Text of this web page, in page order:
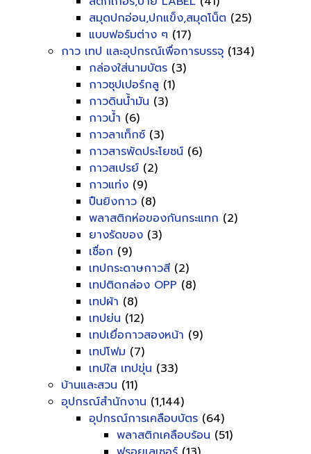
สมุดปกอ่อน,ปกแข็ง,สมุดโน็ต (25)
แบบฟอร์มต่าง ๆ (17)
กาว เทป และอุปกรณ์เพื่อการบรรจุ (134)
กล่องใส่นามบัตร (3)
กาวซุปเปอร์กลู (1)
กาวดินน้ำมัน (3)
กาวน้ำ (6)
กาวลาเท็กซ์ (3)
กาวสารพัดประโยชน์ (6)
กาวสเปรย์ (2)
กาวแท่ง (9)
ปืนยิงกาว (8)
พลาสติกห่อของกันกระแทก (2)
ยางรัดของ (3)
เชื่อก (9)
เทปกระดาษกาวสี (2)
เทปติดกล่อง OPP (8)
เทปผ้า (8)
เทปย่น (12)
เทปเยื่อกาวสองหน้า (9)
เทปโฟม (7)
เทปใส เทปขุ่น (33)
บ้านและสวน (11)
อุปกรณ์สำนักงาน (1,144)
อุปกรณ์การเคลือบบัตร (64)
พลาสติกเคลือบร้อน (51)